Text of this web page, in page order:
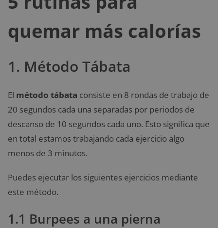
quemar más calorías
1. Método Tábata
El método tábata consiste en 8 rondas de trabajo de
20 segundos cada una separadas por periodos de
descanso de 10 segundos cada uno. Esto significa que
en total estamos trabajando cada ejercicio algo
menos de 3 minutos.
Puedes ejecutar los siguientes ejercicios mediante
este método.
1.1 Burpees a una pierna